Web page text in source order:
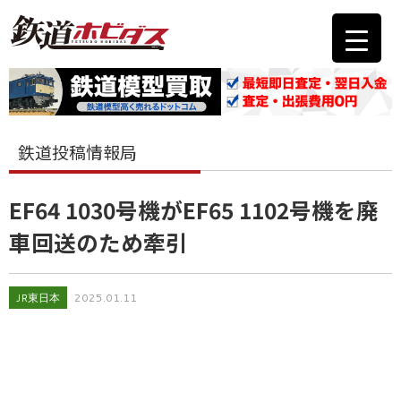
鉄道投稿情報局
EF64 1030号機がEF65 1102号機を廃
車回送のため牽引
JR東日本 2025.01.11